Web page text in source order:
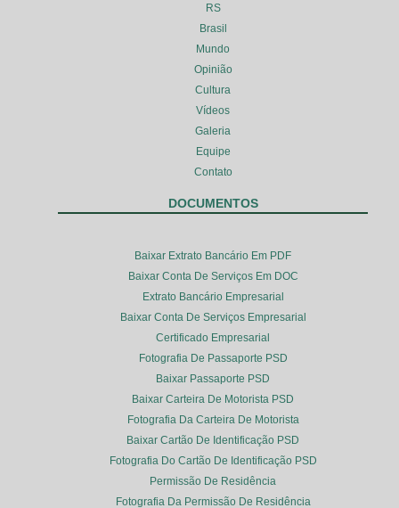
RS
Brasil
Mundo
Opinião
Cultura
Vídeos
Galeria
Equipe
Contato
DOCUMENTOS
Baixar Extrato Bancário Em PDF
Baixar Conta De Serviços Em DOC
Extrato Bancário Empresarial
Baixar Conta De Serviços Empresarial
Certificado Empresarial
Fotografia De Passaporte PSD
Baixar Passaporte PSD
Baixar Carteira De Motorista PSD
Fotografia Da Carteira De Motorista
Baixar Cartão De Identificação PSD
Fotografia Do Cartão De Identificação PSD
Permissão De Residência
Fotografia Da Permissão De Residência